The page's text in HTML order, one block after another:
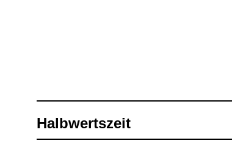
Halb­werts­zeit